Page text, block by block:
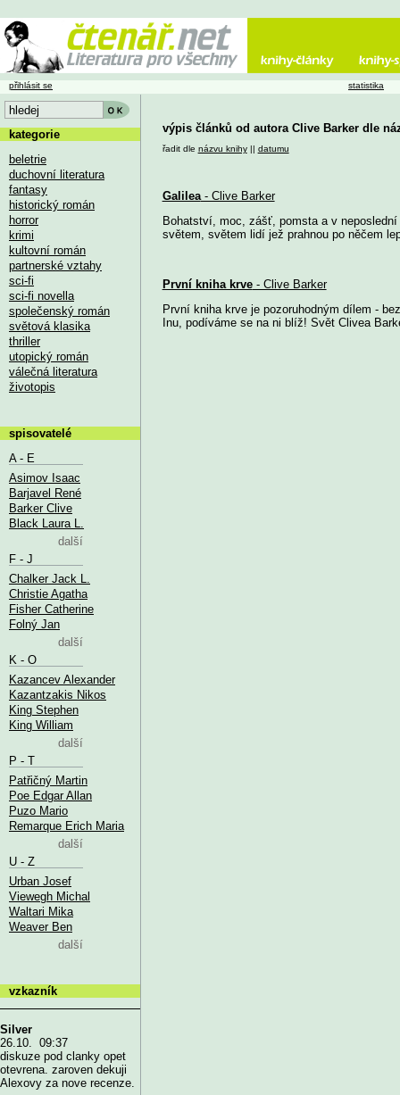
výpis článků od autora Clive Barker dle
řadit dle názvu knihy|| datumu
Galilea- Clive Barker
Bohatství, moc, zášť, pomsta a v
světem, světem lidí jež prahnou po něčem
První kniha krve- Clive Barker
První kniha krve je pozoruhodným dílem -
Inu, podíváme se na ni blíž! Svět Clivea
přihlásit se statistika
kategorie
beletrie
duchovní literatura
fantasy
historický román
horror
krimi
kultovní román
partnerské vztahy
sci-fi
sci-fi novella
společenský román
světová klasika
thriller
utopický román
válečná literatura
životopis
spisovatelé
A - E
Asimov Isaac
Barjavel René
Barker Clive
Black Laura L.
další
F - J
Chalker Jack L.
Christie Agatha
Fisher Catherine
Folný Jan
další
K - O
Kazancev Alexander
Kazantzakis Nikos
King Stephen
King William
další
P - T
Patřičný Martin
Poe Edgar Allan
Puzo Mario
Remarque Erich Maria
další
U - Z
Urban Josef
Viewegh Michal
Waltari Mika
Weaver Ben
další
vzkazník
Silver
26.10. 09:37
diskuze pod clanky opet
otevrena. zaroven dekuji
Alexovy za nove recenze.